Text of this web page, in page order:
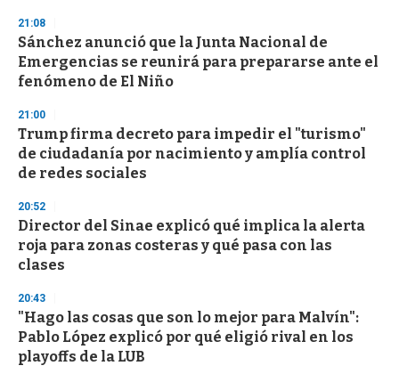
d
s
21:08
Sánchez anunció que la Junta Nacional de
Emergencias se reunirá para prepararse ante el
fenómeno de El Niño
21:00
Trump firma decreto para impedir el "turismo"
de ciudadanía por nacimiento y amplía control
de redes sociales
20:52
Director del Sinae explicó qué implica la alerta
roja para zonas costeras y qué pasa con las
clases
20:43
"Hago las cosas que son lo mejor para Malvín":
Pablo López explicó por qué eligió rival en los
playoffs de la LUB